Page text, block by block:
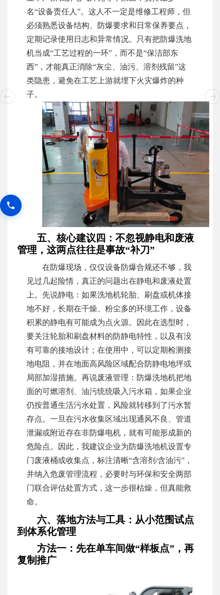
名“设备责任人”。这人不一定是维修工程师，但
必须熟悉设备结构、防爆要求和日常保养要点，
定期记录使用日志和异常情况。只有把防爆洗地
机当成“工艺过程的一环”，而不是“保洁部东
西”，才能真正消除“灰尘、油污、溶剂残留”这
类隐患，避免在工艺上游就埋下火灾爆炸的种
子。
五、核心建议四：不忽视静电和废液
管理，这两点往往是事故“补刀”
在防爆现场，仅仅设备防爆合规还不够，我
见过几起险情，真正的问题出在静电和废液处置
上。先说静电：如果洗地机轮胎、刷盘或机体接
地不好，长期在干燥、粉尘多的环境工作，设备
积累的静电有可能成为点火源。因此在选型时，
要关注轮胎和刷盘材料的防静电特性，以及有没
有可靠的接地设计；在使用中，可以定期检测接
地电阻，并在地面高风险区域配合防静电地坪或
局部加湿措施。再说废液管理：防爆洗地机把地
面的可燃溶剂、油污统统吸入污水箱，如果企业
仍按普通生活污水处置，风险就转移到了污水暂
存点。一旦在污水收集区域出现通风不良、管道
泄漏或附近存在非防爆电机，就有可能形成新的
危险点。因此，我建议企业为防爆洗地机设置专
门废液桶或收集点，标注清晰“含溶剂/含油污”，
并纳入危废管理流程，必要时与环保和安全两部
门联合评估处置方式，这一步很枯燥，但真能救
命。
六、落地方法与工具：从小范围试点
到体系化管理
方法一：先在单车间做“样板点”，再
复制推广